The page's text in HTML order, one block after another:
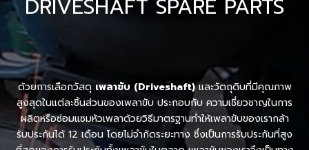
DRIVESHAFT SPARE PARTS
ด้วยการเลือกวัสดุ เพลาขับ (Driveshaft)และวัตถุดิบที่มีคุณภาพ
สูงสุดในแต่ละชิ้นส่วนของเพลาขับ ประกอบกับ ความเชี่ยวชาญในการ
ผลิตหรือซ่อมแซมหัวเพลาด้วยวิธีมาตรฐานทำให้เพลาขับของเรากล้า
รับประกันได้ 12 เดือน โดยไม่จำกัดระยะทาง ซึ่งเป็นการรับประกันที่สูง